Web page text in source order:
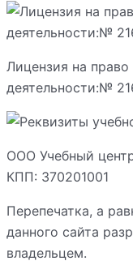
Лицензия на право
деятельности:№
ООО Учебный
КПП: 370201001
Перепечатка, а
данного сайта
владельцем.